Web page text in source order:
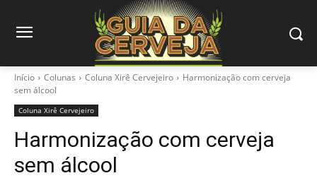
Início Colunas Coluna Xirê Cervejeiro
Harmonização com cerveja
sem álcool
Coluna Xirê Cervejeiro
Harmonização com cerveja
sem álcool